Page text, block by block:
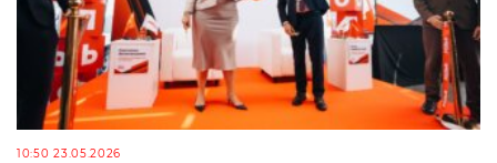
10:50 23.05.2026